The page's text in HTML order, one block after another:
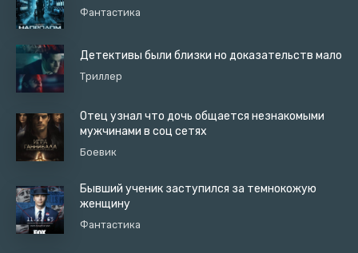
Фантастика
Детективы были близки но доказательств мало
Триллер
Отец узнал что дочь общается незнакомыми
мужчинами в соц сетях
Боевик
Бывший ученик заступился за темнокожую
женщину
Фантастика